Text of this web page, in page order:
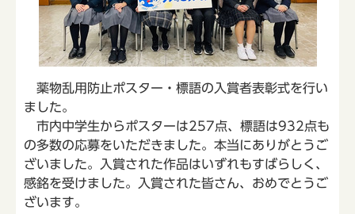
薬物乱用防止ポスター・標語の入賞者表彰式を行い
ました。
市内中学生からポスターは257点、標語は932点も
の多数の応募をいただきました。本当にありがとうご
ざいました。入賞された作品はいずれもすばらしく、
感銘を受けました。入賞された皆さん、おめでとうご
ざいます。